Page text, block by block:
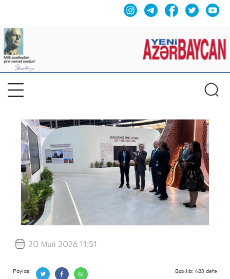
20 Май 2026 11:51
Paylaş: Baxılıb: 483 dəfə